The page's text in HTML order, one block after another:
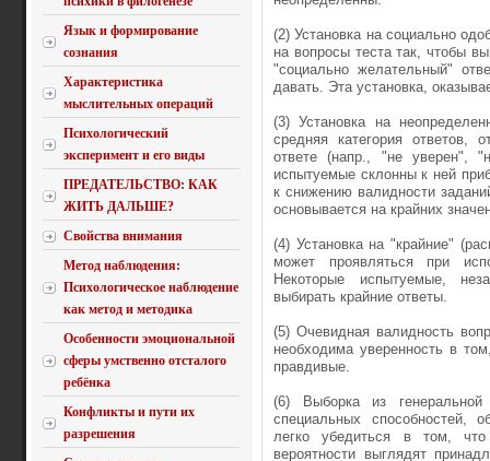
Язык и формирование
сознания
Характеристика
мыслительных операций
Психологический
эксперимент и его виды
ПРЕДАТЕЛЬСТВО: КАК
ЖИТЬ ДАЛЬШЕ?
Свойства внимания
Метод наблюдения:
Психологическое наблюдение
как метод и методика
Особенности эмоциональной
сферы умственно отсталого
ребёнка
Конфликты и пути их
разрешения
(2) Установка на социально
на вопросы теста так, чтобы
"социально желательный"
давать. Эта установка,
(3) Установка на
средняя категория ответов,
ответе (напр., "не уверен",
испытуемые склонны к ней
к снижению валидности
основывается на крайних
(4) Установка на "крайние"
может проявляться при
Некоторые испытуемые,
выбирать крайние ответы.
(5) Очевидная валидность
необходима уверенность в
правдивые.
(6) Выборка из
специальных способностей,
легко убедиться в том,
вероятности выглядят